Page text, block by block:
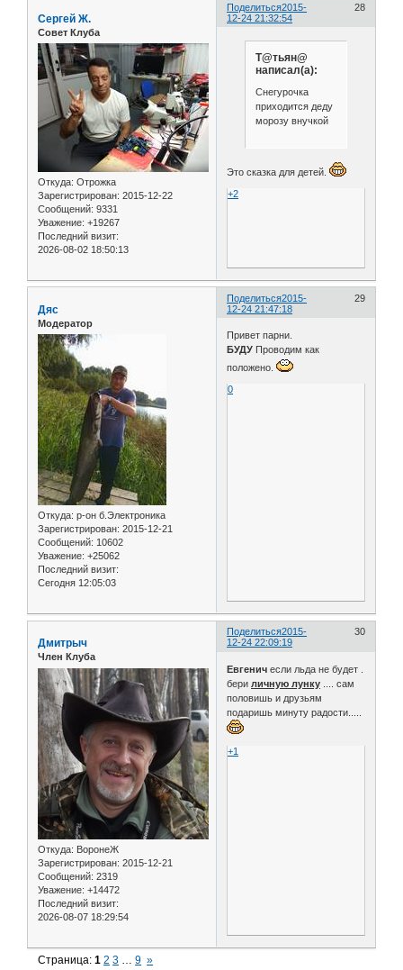
Поделиться 28
2015-
12-24 21:32:54
Сергей Ж.
Совет Клуба
Откуда: Отрожка
Зарегистрирован: 2015-12-22
Сообщений: 9331
Уважение: +19267
Последний визит:
2026-08-02 18:50:13
Т@тьян@
написал(а):
Снегурочка
приходится деду
морозу внучкой
Это сказка для детей.
+2
Поделиться 29
2015-
12-24 21:47:18
Дяс
Модератор
Откуда: р-он б.Электроника
Зарегистрирован: 2015-12-21
Сообщений: 10602
Уважение: +25062
Последний визит:
Сегодня 12:05:03
Привет парни.
БУДУ Проводим как
положено.
0
Поделиться 30
2015-
12-24 22:09:19
Дмитрыч
Член Клуба
Откуда: ВоронеЖ
Зарегистрирован: 2015-12-21
Сообщений: 2319
Уважение: +14472
Последний визит:
2026-08-07 18:29:54
Евгенич если льда не будет .
бери личную лунку .... сам
половишь и друзьям
подаришь минуту радости.....
+1
Страница:1 2 3 … 9 »